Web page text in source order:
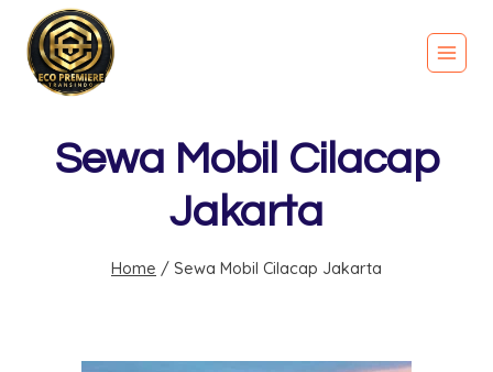
Sewa Mobil Cilacap
Jakarta
Home / Sewa Mobil Cilacap Jakarta